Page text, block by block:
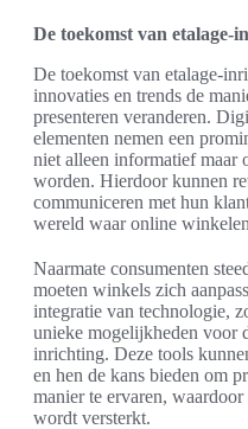
De toekomst van etalage-
De toekomst van etalage-
innovaties en trends de
presenteren veranderen.
elementen nemen een
niet alleen informatief maar
worden. Hierdoor kunnen
communiceren met hun
wereld waar online
Naarmate consumenten
moeten winkels zich
integratie van technologie,
unieke mogelijkheden voor
inrichting. Deze tools
en hen de kans bieden om
manier te ervaren,
wordt versterkt.